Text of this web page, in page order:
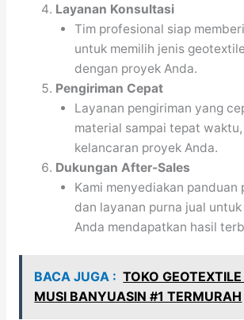
Layanan Konsultasi
Tim profesional siap
untuk memilih jenis
dengan proyek Anda.
Pengiriman Cepat
Layanan pengiriman yang
material sampai tepat
kelancaran proyek Anda.
Dukungan After-Sales
Kami menyediakan panduan
dan layanan purna jual
Anda mendapatkan hasil
BACA JUGA : TOKO
MUSI BANYUASIN #1 TERMURAH